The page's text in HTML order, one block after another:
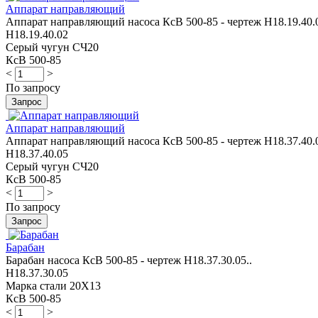
Аппарат направляющий
Аппарат направляющий насоса КсВ 500-85 - чертеж
Н18.19.40.02
Серый чугун СЧ20
КсВ 500-85
<
>
По запросу
Аппарат направляющий
Аппарат направляющий насоса КсВ 500-85 - чертеж
Н18.37.40.05
Серый чугун СЧ20
КсВ 500-85
<
>
По запросу
Барабан
Барабан насоса КсВ 500-85 - чертеж Н18.37.30.05..
Н18.37.30.05
Марка стали 20Х13
КсВ 500-85
<
>